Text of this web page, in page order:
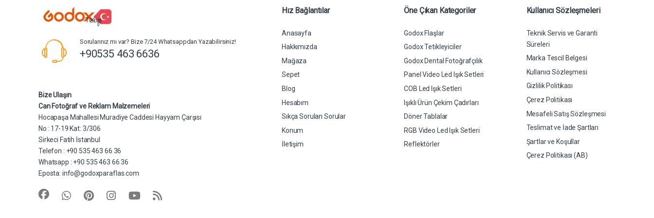
Sorularınız mı var? Bize 7/24 Whatsappdan Yazabilirsiniz!
+90535 463 6636
Bize Ulaşın
Can Fotoğraf ve Reklam Malzemeleri
Hocapaşa Mahallesi Muradiye Caddesi Hayyam Çarşısı
No : 17-19 Kat: 3/306
Sirkeci Fatih İstanbul
Telefon : +90 535 463 66 36
Whatsapp : +90 535 463 66 36
Eposta: info@godoxparaflas.com
Hız Bağlantılar
Anasayfa
Hakkımızda
Mağaza
Sepet
Blog
Hesabım
Sıkça Sorulan Sorular
Konum
İletişim
Öne Çıkan Kategoriler
Godox Flaşlar
Godox Tetikleyiciler
Godox Dental Fotoğrafçılık
Panel Video Led Işık Setleri
COB Led Işık Setleri
Işıklı Ürün Çekim Çadırları
Döner Tablalar
RGB Video Led Işık Setleri
Reflektörler
Kullanıcı Sözleşmeleri
Teknik Servis ve Garanti
Süreleri
Marka Tescil Belgesi
Kullanıcı Sözleşmesi
Gizlilik Politikası
Çerez Politikası
Mesafeli Satış Sözleşmesi
Teslimat ve İade Şartları
Şartlar ve Koşullar
Çerez Politikası (AB)